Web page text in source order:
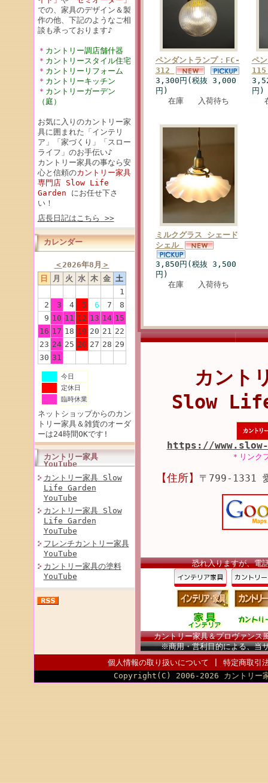
での、家具のデザイン＆製
作の他、下記のようなご相
談も承っております♪
＊ カントリー調店舗什器
＊ カントリースタイル住宅
＊ カントリーリフォーム
＊ カントリーキッチン
＊ カントリーガーデン
（庭）
お気に入りのカントリー家
具に囲まれた「インテリ
ア」「家づくり」「スロー
ライフ」のお手伝い♪
カントリー家具の事なら安
心と信頼のカントリー家具
専門店 Slow Life
Garden にお任せ下さ
い！
店長日記はこちら >>
カレンダー
＜2026年8月 ＞
日
月 火 水 木 金 土
1
2
3 4 5 6 7
8
9 10 11 12 13 14 15
16 17 18 19 20 21 22
23 24 25 26 27 28 29
30 31
今日
定休日
臨時休業
ネットショップからのカン
トリー家具＆雑貨のオーダ
ーは24時間OKです!
カントリー家具
YouTube
カントリー家具 Slow
Life Garden
YouTube
カントリー家具 Slow
Life Garden
YouTube
フレンチカントリー家具
YouTube
カントリー家具の塗料
YouTube
ペンダントランプ：FC-
312
3,300円(税抜 3,000
円)
在庫 入荷待ち
ペ
円)
ミルクグラス シェード
シェル
3,850円(税抜 3,500
円)
在庫 入荷待ち
カント
Slow
https://
＊リンク
【住所】 〒799-1331
恐れ入りますが、電
カントリー家具＆プロヴァン
※商用・営利目的による、当
個人情報の取り扱いについて
特定商取引
Copyright(C) 2006-2026 カント